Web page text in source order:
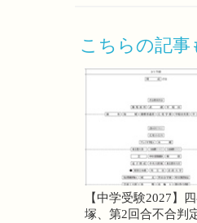
こちらの記事
【中学受験2027】
塚、第2回合不合判